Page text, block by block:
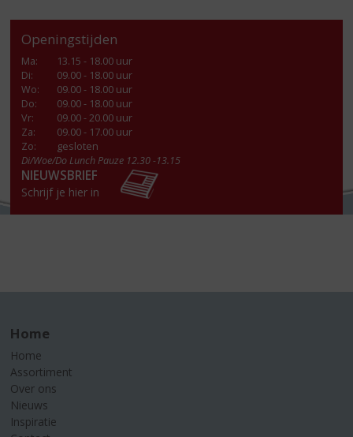
Openingstijden
Ma:
13.15 - 18.00 uur
Di:
09.00 - 18.00 uur
Wo:
09.00 - 18.00 uur
Do:
09.00 - 18.00 uur
Vr:
09.00 - 20.00 uur
Za:
09.00 - 17.00 uur
Zo:
gesloten
Di/Woe/Do Lunch Pauze 12.30 -13.15
NIEUWSBRIEF
Schrijf je hier in
Home
Home
Assortiment
Over ons
Nieuws
Inspiratie